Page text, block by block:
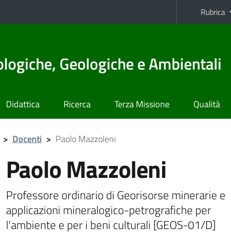
Rubrica
Geologiche e Ambientali
Didattica Ricerca Terza Missione Qualità
> Docenti > Paolo Mazzoleni
Paolo Mazzoleni
Professore ordinario di Georisorse minerarie e
applicazioni mineralogico-petrografiche per
l'ambiente e per i beni culturali [GEOS-01/D]